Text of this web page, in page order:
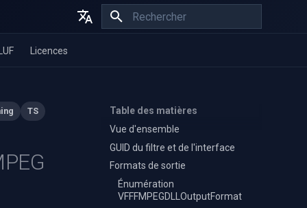
English
Licences
Table des matières
Vue d'ensemble
GUID du filtre et de l'interface
Formats de sortie
Énumération
VFFFMPEGDLLOutputFormat
TS